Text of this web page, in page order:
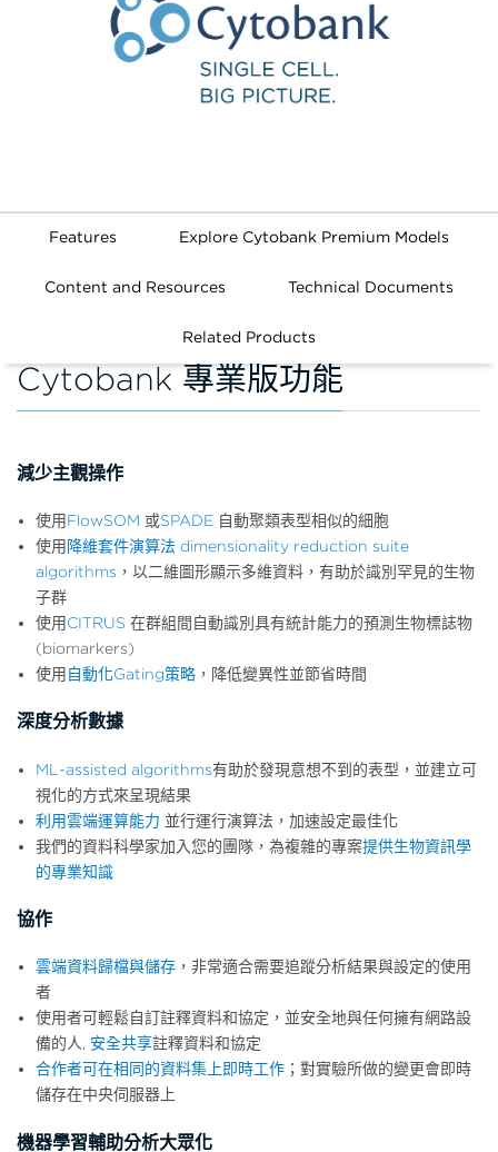
Features Explore Cytobank Premium Models
Content and Resources Technical Documents
Related Products
Cytobank 專業版功能
減少主觀操作
使用FlowSOM 或SPADE 自動聚類表型相似的細胞
使用 降維套件演算法 dimensionality reduction suite
algorithms ，以二維圖形顯示多維資料，有助於識別罕見的生物
子群
使用CITRUS 在群組間自動識別具有統計能力的預測生物標誌物
(biomarkers)
使用 自動化Gating策略 ，降低變異性並節省時間
深度分析數據
ML-assisted algorithms有助於發現意想不到的表型，並建立可
視化的方式來呈現結果
利用雲端運算能力 並行運行演算法，加速設定最佳化
我們的資料科學家加入您的團隊，為複雜的專案提供生物資訊學
的專業知識
協作
雲端資料歸檔與儲存 ，非常適合需要追蹤分析結果與設定的使用
者
使用者可輕鬆自訂註釋資料和協定，並安全地與任何擁有網路設
備的人, 安全共享註釋資料和協定
合作者可在相同的資料集上即時工作 ；對實驗所做的變更會即時
儲存在中央伺服器上
機器學習輔助分析大眾化